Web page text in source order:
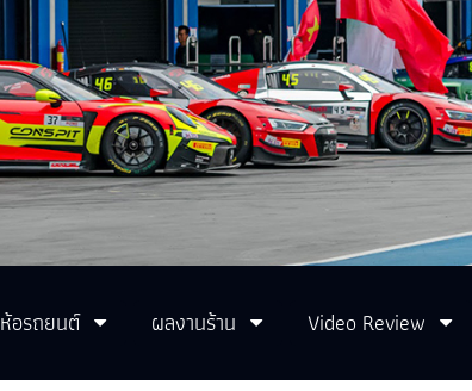
อรถยนต์ ผลงานร้าน Video Review